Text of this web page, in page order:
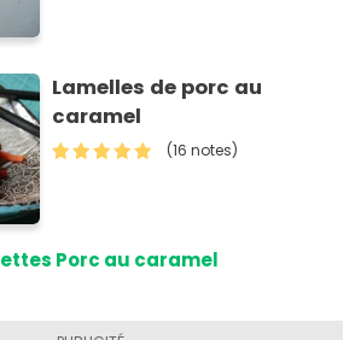
Lamelles de porc au
caramel
(16 notes)
Porc au caramel